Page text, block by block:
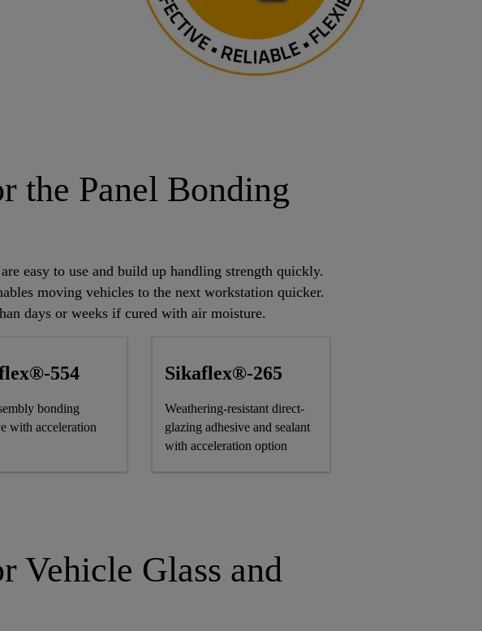
the Panel Bonding
easy to use and build up handling strength quickly.
moving vehicles to the next workstation quicker.
days or weeks if cured with air moisture.
554
bonding
with acceleration
Sikaflex®-265
Weathering-resistant direct-
glazing adhesive and sealant
with acceleration option
Vehicle Glass and